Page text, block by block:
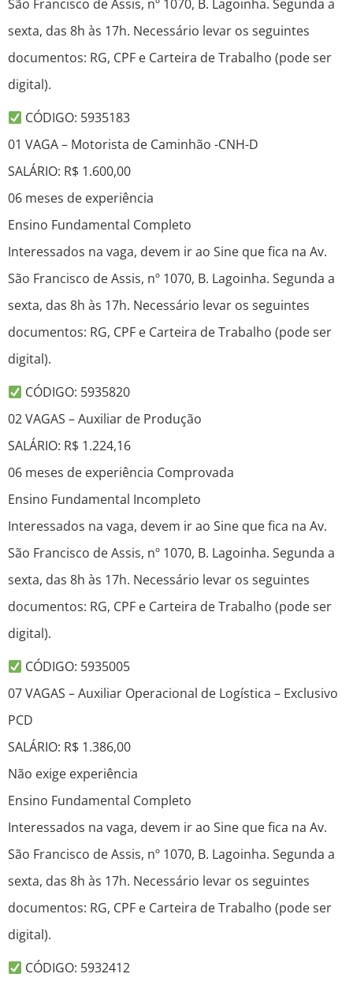
São Francisco de Assis, nº 1070, B. Lagoinha. Segunda a
sexta, das 8h às 17h. Necessário levar os seguintes
documentos: RG, CPF e Carteira de Trabalho (pode ser
digital).
CÓDIGO: 5935183
01 VAGA – Motorista de Caminhão -CNH-D
SALÁRIO: R$ 1.600,00
06 meses de experiência
Ensino Fundamental Completo
Interessados na vaga, devem ir ao Sine que fica na Av.
São Francisco de Assis, nº 1070, B. Lagoinha. Segunda a
sexta, das 8h às 17h. Necessário levar os seguintes
documentos: RG, CPF e Carteira de Trabalho (pode ser
digital).
CÓDIGO: 5935820
02 VAGAS – Auxiliar de Produção
SALÁRIO: R$ 1.224,16
06 meses de experiência Comprovada
Ensino Fundamental Incompleto
Interessados na vaga, devem ir ao Sine que fica na Av.
São Francisco de Assis, nº 1070, B. Lagoinha. Segunda a
sexta, das 8h às 17h. Necessário levar os seguintes
documentos: RG, CPF e Carteira de Trabalho (pode ser
digital).
CÓDIGO: 5935005
07 VAGAS – Auxiliar Operacional de Logística – Exclusivo
PCD
SALÁRIO: R$ 1.386,00
Não exige experiência
Ensino Fundamental Completo
Interessados na vaga, devem ir ao Sine que fica na Av.
São Francisco de Assis, nº 1070, B. Lagoinha. Segunda a
sexta, das 8h às 17h. Necessário levar os seguintes
documentos: RG, CPF e Carteira de Trabalho (pode ser
digital).
CÓDIGO: 5932412